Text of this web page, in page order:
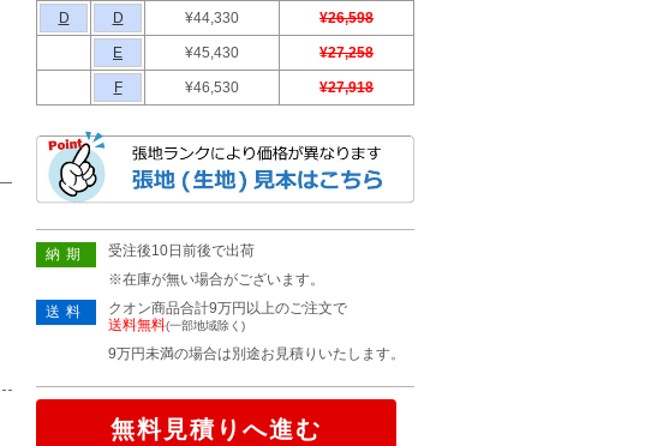
D D ¥44,330 ¥26,598
E ¥45,430 ¥27,258
F ¥46,530 ¥27,918
納期
受注後10日前後で出荷
※在庫が無い場合がございます。
送料
クオン商品合計9万円以上のご注文で
送料無料(一部地域除く)
9万円未満の場合は別途お見積りいたします。
無料見積りへ進む